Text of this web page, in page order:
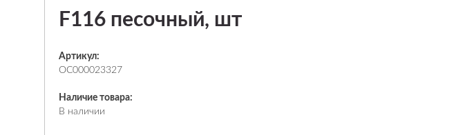
F116 песочный, шт
Артикул:
ОС000023327
Наличие товара:
В наличии